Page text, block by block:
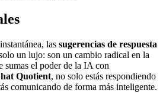
las sugerencias de respuesta
un lujo: son un cambio radical en la
el poder de la IA con
Quotient, no solo estás respondiendo
comunicando de forma más inteligente.